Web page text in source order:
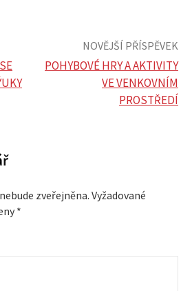
NOVĚJŠÍ PŘÍSPĚVEK
POHYBOVÉ HRY A AKTIVITY
VE VENKOVNÍM
PROSTŘEDÍ
zveřejněna. Vyžadované
*